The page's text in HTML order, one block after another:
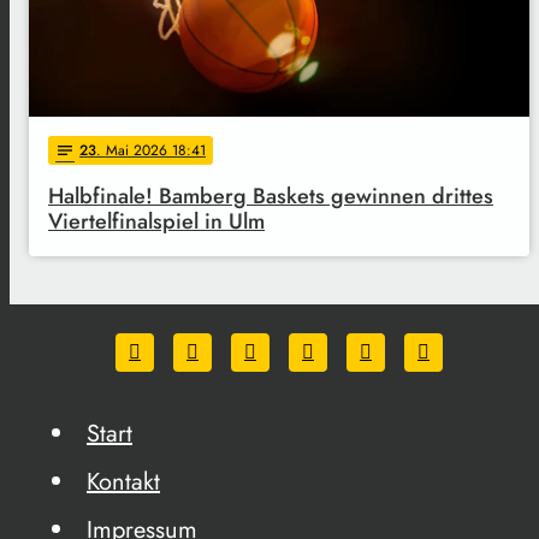
notes 23. Mai 2026 18:41
Halbfinale! Bamberg Baskets gewinnen drittes
Viertelfinalspiel in Ulm
Start
Kontakt
Impressum